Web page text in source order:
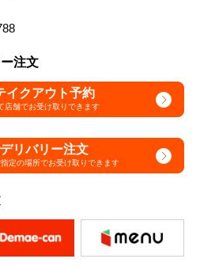
注文
イクアウト予約
店舗でお受け取りできます
リバリー注文
指定の場所でお受け取りできます